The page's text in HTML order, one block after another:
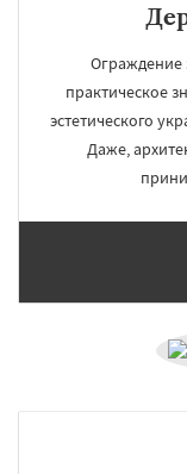
Ограждение
практическое
эстетического
Даже,